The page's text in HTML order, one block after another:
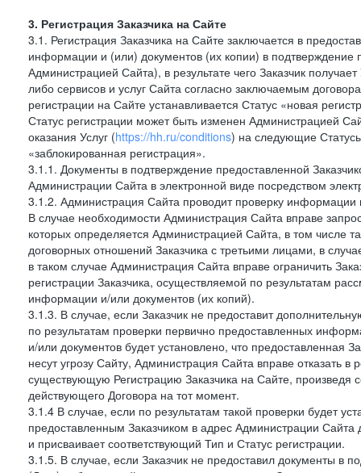
3. Регистрация Заказчика на Сайте
3.1. Регистрация Заказчика на Сайте заключается в
информации и (или) документов (их копии) в
Администрацией Сайта), в результате чего Заказчик
либо сервисов и услуг Сайта согласно заключаемым
регистрации на Сайте устанавливается Статус «новая
Статус регистрации может быть изменен Администрацией
оказания Услуг (https://hh.ru/conditions) на следующие
«заблокированная регистрация».
3.1.1. Документы в подтверждение предоставленной
Администрации Сайта в электронной виде посредством
3.1.2. Администрация Сайта проводит проверку информации
В случае необходимости Администрация Сайта вправе
которых определяется Администрацией Сайта, в том числе
договорных отношений Заказчика с третьими лицами, в
в таком случае Администрация Сайта вправе ограничить
регистрации Заказчика, осуществляемой по результатам
информации и/или документов (их копий).
3.1.3. В случае, если Заказчик не предоставит
по результатам проверки первично предоставленных
и/или документов будет установлено, что предоставленная
несут угрозу Сайту, Администрация Сайта вправе отказать
существующую Регистрацию Заказчика на Сайте, произведя
действующего Договора на тот момент.
3.1.4 В случае, если по результатам такой проверки будет
предоставленным Заказчиком в адрес Администрации
и присваивает соответствующий Тип и Статус регистрации.
3.1.5. В случае, если Заказчик не предоставил документы в